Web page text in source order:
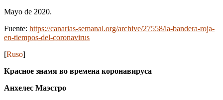
Mayo de 2020.
Fuente: https://canarias-semanal.org/archive/27558/la-bandera-roja-
en-tiempos-del-coronavirus
[Ruso]
Красное знамя во времена коронавируса
Анхелес Маэстро